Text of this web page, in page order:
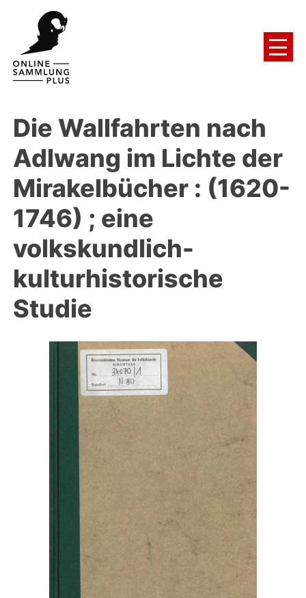
Die Wallfahrten nach
Adlwang im Lichte der
Mirakelbücher : (1620-
1746) ; eine
volkskundlich-
kulturhistorische
Studie